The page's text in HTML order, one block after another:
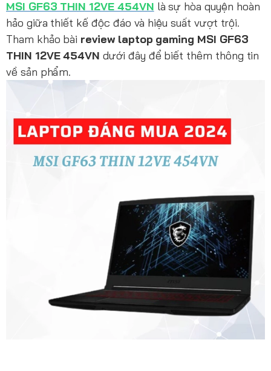
MSI GF63 THIN 12VE 454VN là sự hòa quyện hoàn
hảo giữa thiết kế độc đáo và hiệu suất vượt trội.
Tham khảo bài review laptop gaming MSI GF63
THIN 12VE 454VNdưới đây để biết thêm thông tin
về sản phẩm.